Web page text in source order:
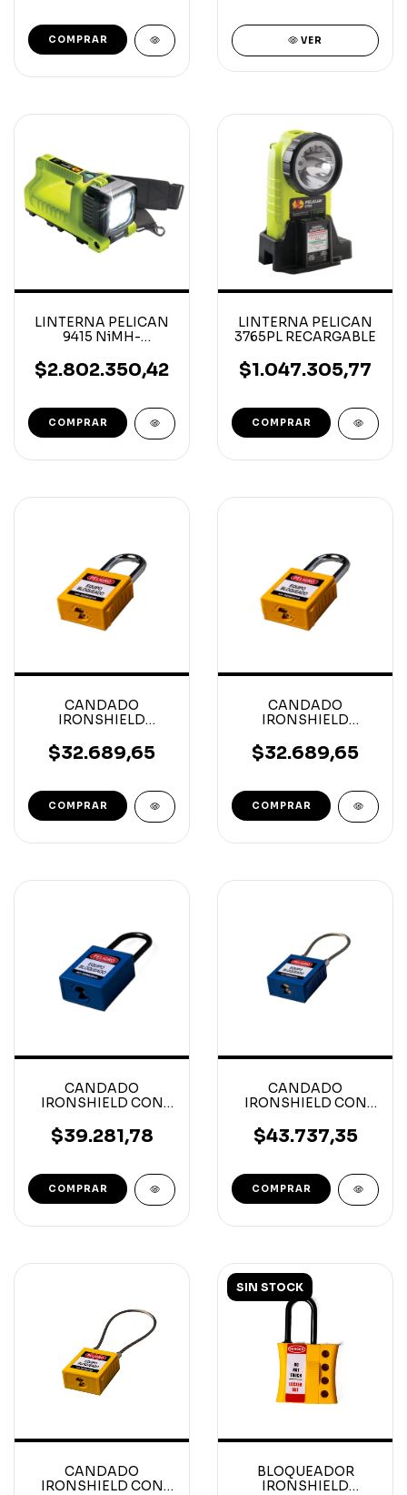
VER
LINTERNA PELICAN
9415 NiMH-
$2.802.350,42
LINTERNA PELICAN
3765PL RECARGABLE
$1.047.305,77
CANDADO
IRONSHIELD
38MM Largo Ø6MM
$32.689,65
COMPRAR
CANDADO
IRONSHIELD
38MM Largo Ø6MM
$32.689,65
COMPRAR
CANDADO
IRONSHIELD CON
PLASTICO
$39.281,78
COMPRAR
CANDADO
IRONSHIELD CON
$43.737,35
COMPRAR
CANDADO
IRONSHIELD CON
SIN STOCK
BLOQUEADOR
IRONSHIELD